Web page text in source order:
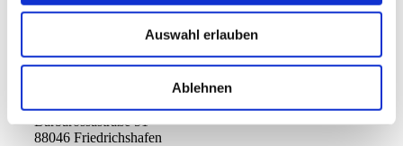
Auswahl erlauben
Ablehnen
Wir bitten Sie vorab einen
Termin zu vereinbaren,
damit Herr Straub auch
sicher Zeit für Sie hat.
GmbH & Co. KG
Barbarossastraße 51
88046 Friedrichshafen